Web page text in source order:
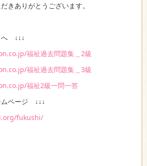
きありがとうございます。
へ ↓↓↓
福祉過去問題集＿2級
福祉過去問題集＿3級
福祉2級一問一答
ムページ ↓↓↓
fukushi/